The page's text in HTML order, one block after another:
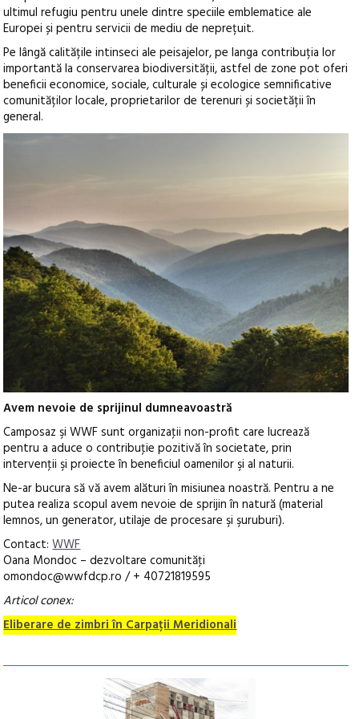
ultimul refugiu pentru unele dintre speciile emblematice ale
Europei și pentru servicii de mediu de neprețuit.
Pe lângă calitățile intinseci ale peisajelor, pe langa contribuția lor
importantă la conservarea biodiversității, astfel de zone pot oferi
beneficii economice, sociale, culturale și ecologice semnificative
comunităților locale, proprietarilor de terenuri și societății în
general.
Avem nevoie de sprijinul dumneavoastră
Camposaz şi WWF sunt organizaţii non-profit care lucrează
pentru a aduce o contribuţie pozitivă în societate, prin
intervenţii şi proiecte în beneficiul oamenilor şi al naturii.
Ne-ar bucura să vă avem alături în misiunea noastră. Pentru a ne
putea realiza scopul avem nevoie de sprijin în natură (material
lemnos, un generator, utilaje de procesare şi şuruburi).
Contact:WWF
Oana Mondoc – dezvoltare comunităţi
omondoc@wwfdcp.ro / + 40721819595
Articol conex:
Eliberare de zimbri în Carpații Meridionali